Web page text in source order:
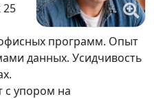
25
программ. Опыт
данных. Усидчивость
с упором на